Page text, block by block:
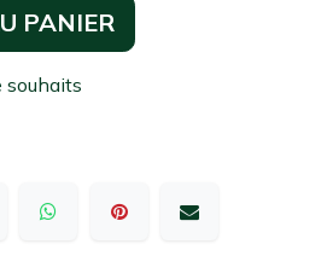
PANIER
souhaits